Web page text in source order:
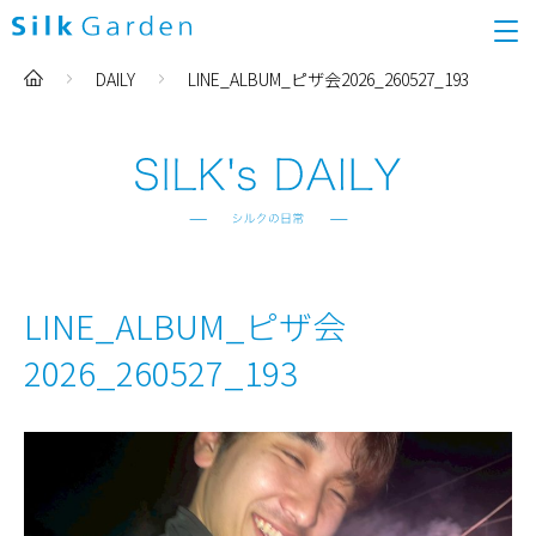
DAILY LINE_ALBUM_ピザ会2026_260527_193
LINE_ALBUM_ピザ会
2026_260527_193